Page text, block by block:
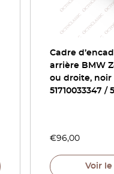
Cadre
arrière BMW
ou droite,
51710033347 /
€96,00
Voir